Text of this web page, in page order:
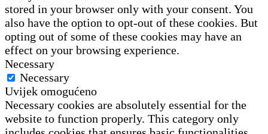
stored in your browser only with your consent. You
also have the option to opt-out of these cookies. But
opting out of some of these cookies may have an
effect on your browsing experience.
Necessary
Necessary
Uvijek omogućeno
Necessary cookies are absolutely essential for the
website to function properly. This category only